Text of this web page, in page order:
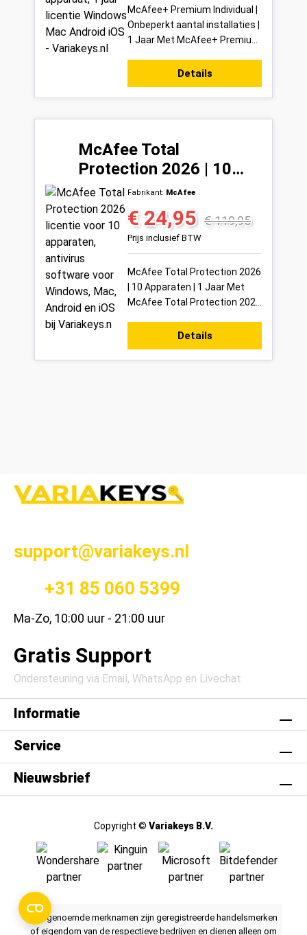
McAfee+ Premium Individual |
Onbeperkt aantal installaties |
1 Jaar Met McAfee+ Premium
uitgebreide digitale
bescherming die ...
Details
McAfee Total
Protection 2026 | 10
Apparaten | 1 Jaar
Fabrikant: McAfee
Verkoopprijs:
€ 24,95 Normale prijs:
€ 119,95
Prijs inclusief BTW
McAfee Total Protection 2026
| 10 Apparaten | 1 Jaar Met
McAfee Total Protection 2026
tegelijk met één complete
beveilig...
Details
support@variakeys.nl
+31 85 060 5399
Ma-Zo, 10:00 uur - 21:00 uur
Gratis Support
Ondersteuning via Email, WhatsApp en Livechat
Informatie
Service
Nieuwsbrief
Copyright © Variakeys B.V.
Alle genoemde merknamen zijn geregistreerde handelsmerken
of eigendom van de respectieve bedrijven en dienen alleen om